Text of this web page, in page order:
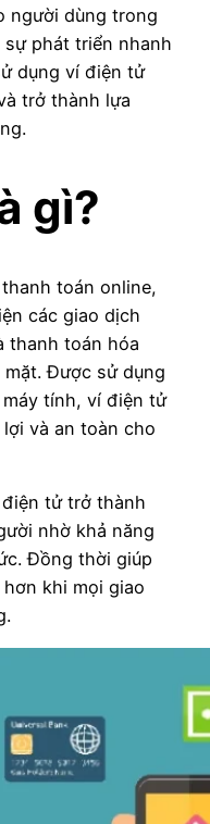
người dùng trong
sự phát triển nhanh
dụng ví điện tử
trở thành lựa
gì?
toán online,
các giao dịch
thanh toán hóa
Được sử dụng
tính, ví điện tử
và an toàn cho
tử trở thành
nhờ khả năng
Đồng thời giúp
khi mọi giao